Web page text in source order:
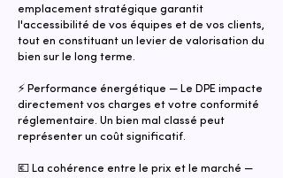
emplacement stratégique garantit
l'accessibilité de vos équipes et de vos clients,
tout en constituant un levier de valorisation du
bien sur le long terme.
⚡ Performance énergétique — Le DPE impacte
directement vos charges et votre conformité
réglementaire. Un bien mal classé peut
représenter un coût significatif.
💶 La cohérence entre le prix et le marché —